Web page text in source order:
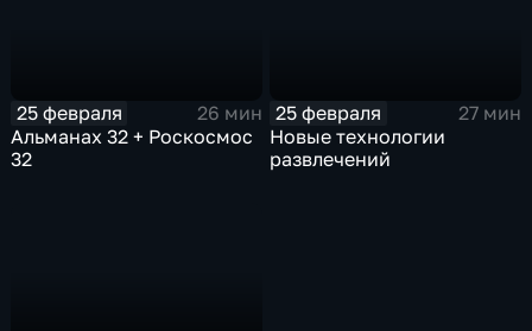
25 февраля
26 мин
Альманах 32 + Роскосмос
32
25 февраля
27 мин
Новые технологии
развлечений